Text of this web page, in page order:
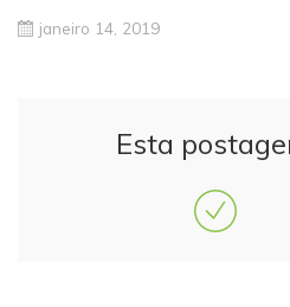
janeiro 14, 2019
Esta